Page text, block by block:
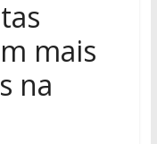
mais
na